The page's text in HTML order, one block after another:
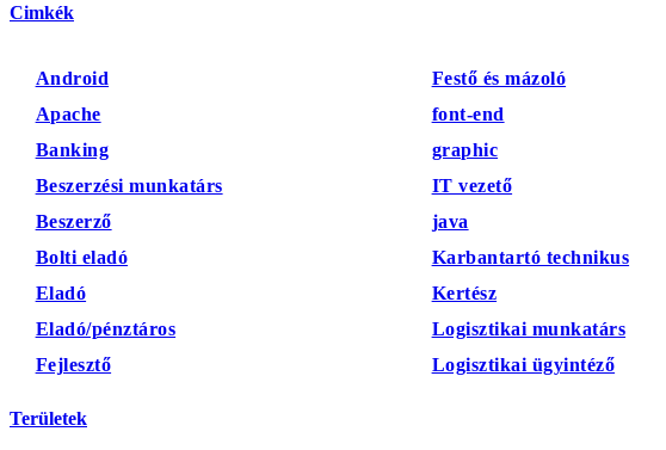
Cimkék
Android
Apache
Banking
Beszerzési munkatárs
Beszerző
Bolti eladó
Eladó
Eladó/pénztáros
Fejlesztő
Festő és mázoló
font-end
graphic
IT vezető
java
Karbantartó technikus
Kertész
Logisztikai munkatárs
Logisztikai ügyintéző
Területek